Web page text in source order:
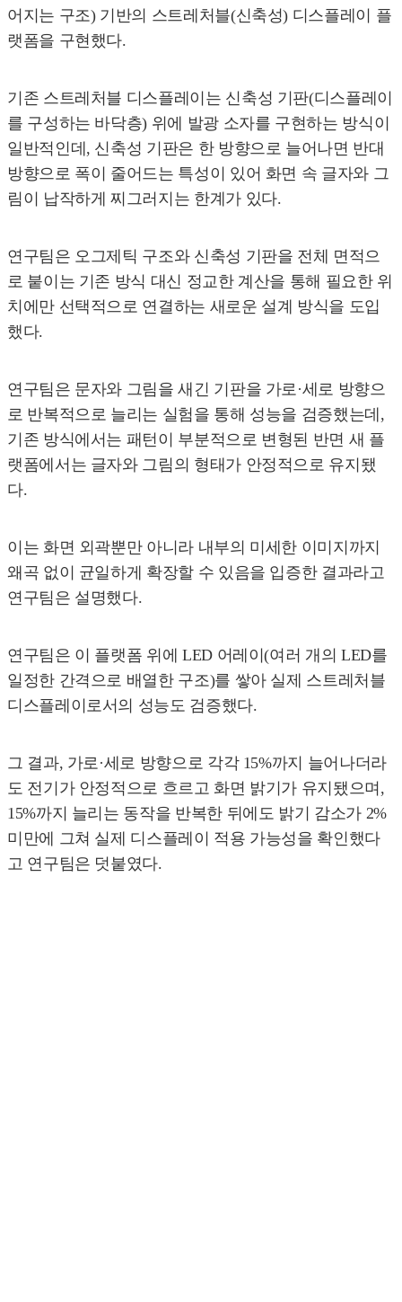
어지는 구조) 기반의 스트레처블(신축성) 디스플레이 플
랫폼을 구현했다.
기존 스트레처블 디스플레이는 신축성 기판(디스플레이
를 구성하는 바닥층) 위에 발광 소자를 구현하는 방식이
일반적인데, 신축성 기판은 한 방향으로 늘어나면 반대
방향으로 폭이 줄어드는 특성이 있어 화면 속 글자와 그
림이 납작하게 찌그러지는 한계가 있다.
연구팀은 오그제틱 구조와 신축성 기판을 전체 면적으
로 붙이는 기존 방식 대신 정교한 계산을 통해 필요한 위
치에만 선택적으로 연결하는 새로운 설계 방식을 도입
했다.
연구팀은 문자와 그림을 새긴 기판을 가로·세로 방향으
로 반복적으로 늘리는 실험을 통해 성능을 검증했는데,
기존 방식에서는 패턴이 부분적으로 변형된 반면 새 플
랫폼에서는 글자와 그림의 형태가 안정적으로 유지됐
다.
이는 화면 외곽뿐만 아니라 내부의 미세한 이미지까지
왜곡 없이 균일하게 확장할 수 있음을 입증한 결과라고
연구팀은 설명했다.
연구팀은 이 플랫폼 위에 LED 어레이(여러 개의 LED를
일정한 간격으로 배열한 구조)를 쌓아 실제 스트레처블
디스플레이로서의 성능도 검증했다.
그 결과, 가로·세로 방향으로 각각 15%까지 늘어나더라
도 전기가 안정적으로 흐르고 화면 밝기가 유지됐으며,
15%까지 늘리는 동작을 반복한 뒤에도 밝기 감소가 2%
미만에 그쳐 실제 디스플레이 적용 가능성을 확인했다
고 연구팀은 덧붙였다.